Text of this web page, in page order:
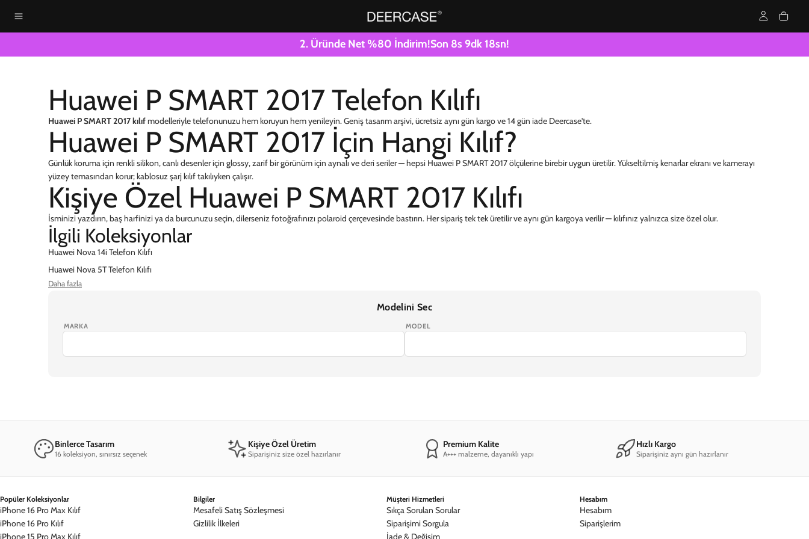
2. Üründe Net %80 İndirim!Son 8s 9dk 18sn!
Huawei P SMART 2017 Telefon Kılıfı
Huawei P SMART 2017 kılıfmodelleriyle telefonunuzu hem koruyun hem yenileyin. Geniş tasarım arşivi, ücretsiz aynı gün kargo ve 14 gün iade Deercase'te.
Huawei P SMART 2017 İçin Hangi Kılıf?
Günlük koruma için renkli silikon, canlı desenler için glossy, zarif bir görünüm için aynalı ve deri seriler — hepsi Huawei P SMART 2017 ölçülerine birebir uygun üretilir. Yükseltilmiş kenarlar ekranı ve kamerayı
yüzey temasından korur; kablosuz şarj kılıf takılıyken çalışır.
Kişiye Özel Huawei P SMART 2017 Kılıfı
İsminizi yazdırın, baş harfinizi ya da burcunuzu seçin, dilerseniz fotoğrafınızı polaroid çerçevesinde bastırın. Her sipariş tek tek üretilir ve aynı gün kargoya verilir — kılıfınız yalnızca size özel olur.
İlgili Koleksiyonlar
Huawei Nova 14i Telefon Kılıfı
Huawei Nova 5T Telefon Kılıfı
Huawei P SMART 2019 Telefon Kılıfı
Daha fazla
Modelini Sec
MARKA MODEL
Binlerce Tasarım
16 koleksiyon, sınırsız seçenek
Kişiye Özel Üretim
Siparişiniz size özel hazırlanır
Premium Kalite
A+++ malzeme, dayanıklı yapı
Hızlı Kargo
Siparişiniz aynı gün hazırlanır
Popüler Koleksiyonlar
iPhone 16 Pro Max Kılıf
iPhone 16 Pro Kılıf
iPhone 15 Pro Max Kılıf
Bilgiler
Mesafeli Satış Sözleşmesi
Gizlilik İlkeleri
Müşteri Hizmetleri
Sıkça Sorulan Sorular
Siparişimi Sorgula
İade & Değişim
Hesabım
Hesabım
Siparişlerim